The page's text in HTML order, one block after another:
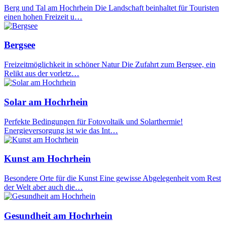
Berg und Tal am Hochrhein Die Landschaft beinhaltet für Touristen
einen hohen Freizeit u…
Bergsee
Freizeitmöglichkeit in schöner Natur Die Zufahrt zum Bergsee, ein
Relikt aus der vorletz…
Solar am Hochrhein
Perfekte Bedingungen für Fotovoltaik und Solarthermie!
Energieversorgung ist wie das Int…
Kunst am Hochrhein
Besondere Orte für die Kunst Eine gewisse Abgelegenheit vom Rest
der Welt aber auch die…
Gesundheit am Hochrhein